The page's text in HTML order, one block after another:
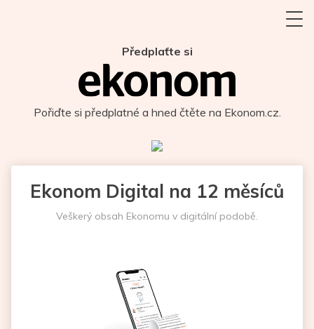
Předplaťte si
Pořiďte si předplatné a hned čtěte na Ekonom.cz.
Ekonom Digital na 12 měsíců
Veškerý obsah Ekonomu v digitální podobě.